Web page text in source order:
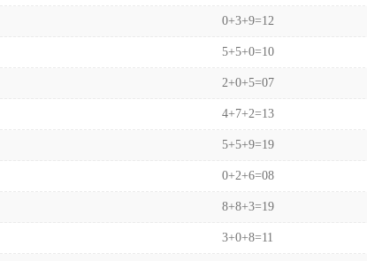
0+3+9=12
5+5+0=10
2+0+5=07
4+7+2=13
5+5+9=19
0+2+6=08
8+8+3=19
3+0+8=11